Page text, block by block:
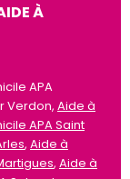
À
APA
Verdon, Aide à
APA Saint
, Aide à
, Aide à